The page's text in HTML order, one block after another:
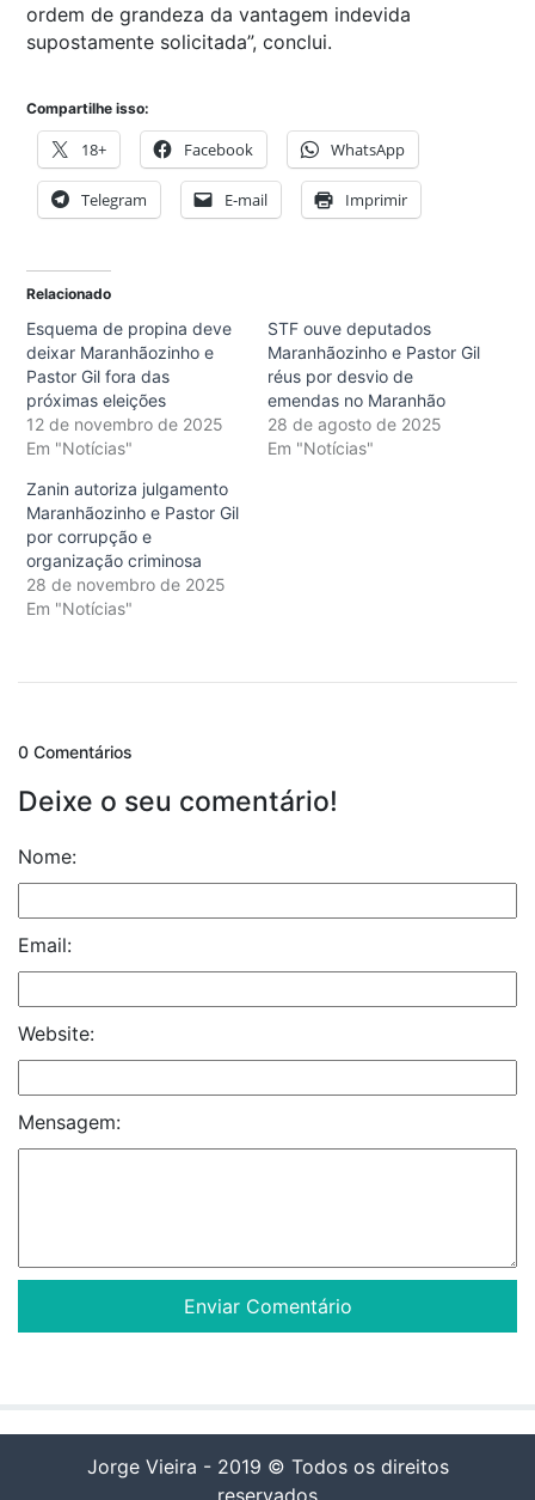
ordem de grandeza da vantagem indevida
supostamente solicitada”, conclui.
Compartilhe isso:
18+ Facebook WhatsApp
Telegram E-mail Imprimir
Relacionado
Esquema de propina deve
deixar Maranhãozinho e
Pastor Gil fora das
próximas eleições
12 de novembro de 2025
Em "Notícias"
STF ouve deputados
Maranhãozinho e Pastor Gil
réus por desvio de
emendas no Maranhão
28 de agosto de 2025
Em "Notícias"
Zanin autoriza julgamento
Maranhãozinho e Pastor Gil
por corrupção e
organização criminosa
28 de novembro de 2025
Em "Notícias"
0 Comentários
Deixe o seu comentário!
Nome:
Email:
Website:
Mensagem:
Jorge Vieira - 2019 © Todos os direitos
reservados